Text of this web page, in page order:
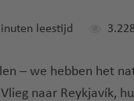
leestijd
– we hebben het
naar Reykjavík,